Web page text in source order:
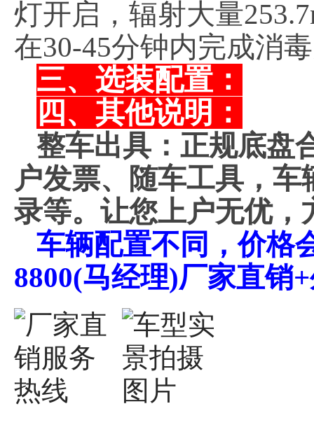
灯开启，辐射大量
在30-45分钟内完成消
三、选装配置：
四、其他说明：
整车出具：正规底盘
户发票、随车工具，
录等。让您上户无优，
车辆配置不同，价格
8800(马经理)厂家直销